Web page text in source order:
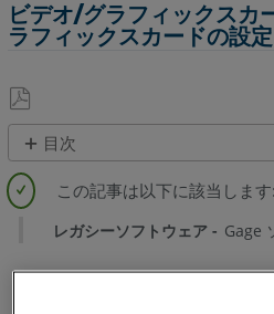
ビデオ/グラフィックスカ
ラフィックスカードの設定
PDF
と
し
て
目次
Windows
レガシーソフトウェア Gage